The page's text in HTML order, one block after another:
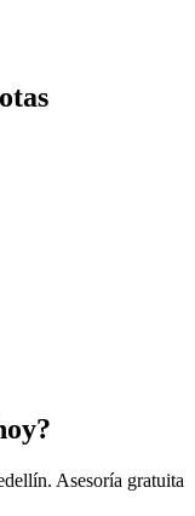
Asesoría gratuita